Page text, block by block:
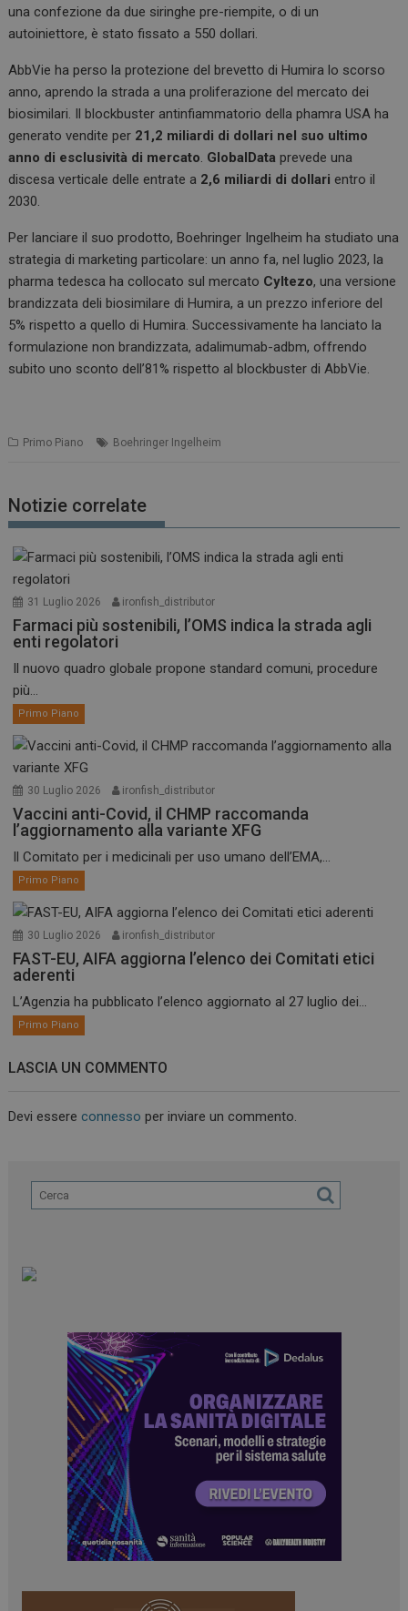
una confezione da due siringhe pre-riempite, o di un
autoiniettore, è stato fissato a 550 dollari.
AbbVie ha perso la protezione del brevetto di Humira lo scorso
anno, aprendo la strada a una proliferazione del mercato dei
biosimilari. Il blockbuster antinfiammatorio della phamra USA ha
generato vendite per 21,2 miliardi di dollari nel suo ultimo
anno di esclusività di mercato. GlobalData prevede una
discesa verticale delle entrate a 2,6 miliardi di dollari entro il
2030.
Per lanciare il suo prodotto, Boehringer Ingelheim ha studiato una
strategia di marketing particolare: un anno fa, nel luglio 2023, la
pharma tedesca ha collocato sul mercato Cyltezo, una versione
brandizzata deli biosimilare di Humira, a un prezzo inferiore del
5% rispetto a quello di Humira. Successivamente ha lanciato la
formulazione non brandizzata, adalimumab-adbm, offrendo
subito uno sconto dell’81% rispetto al blockbuster di AbbVie.
Primo Piano Boehringer Ingelheim
Notizie correlate
31 Luglio 2026 ironfish_distributor
Farmaci più sostenibili, l’OMS indica la strada agli
enti regolatori
Il nuovo quadro globale propone standard comuni, procedure
più...
Primo Piano
30 Luglio 2026 ironfish_distributor
Vaccini anti-Covid, il CHMP raccomanda
l’aggiornamento alla variante XFG
Il Comitato per i medicinali per uso umano dell’EMA,...
Primo Piano
30 Luglio 2026 ironfish_distributor
FAST-EU, AIFA aggiorna l’elenco dei Comitati etici
aderenti
L’Agenzia ha pubblicato l’elenco aggiornato al 27 luglio dei...
Primo Piano
LASCIA UN COMMENTO
Devi essereconnesso per inviare un commento.